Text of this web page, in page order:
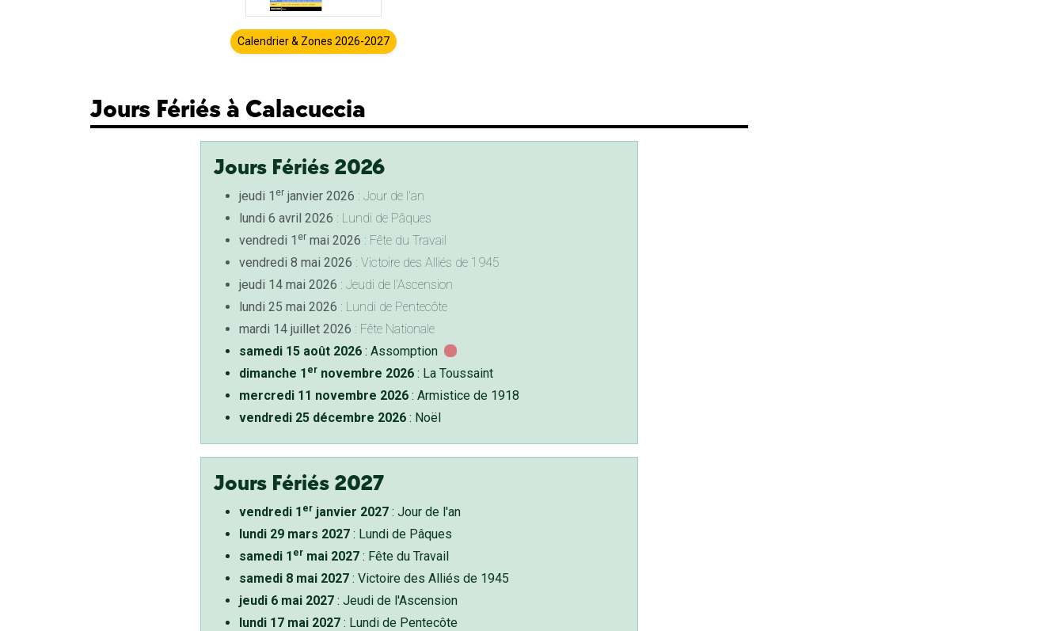
Calendrier & Zones 2026-2027
Jours Fériés à Calacuccia
Jours Fériés 2026
jeudi 1 erjanvier 2026 : Jour de l'an
lundi 6 avril 2026 : Lundi de Pâques
vendredi 1 ermai 2026 : Fête du Travail
vendredi 8 mai 2026 : Victoire des Alliés de 1945
jeudi 14 mai 2026 : Jeudi de l'Ascension
lundi 25 mai 2026 : Lundi de Pentecôte
mardi 14 juillet 2026 : Fête Nationale
samedi 15 août 2026: Assomption
dimanche 1 ernovembre 2026: La Toussaint
mercredi 11 novembre 2026: Armistice de 1918
vendredi 25 décembre 2026: Noël
Jours Fériés 2027
vendredi 1 erjanvier 2027: Jour de l'an
lundi 29 mars 2027: Lundi de Pâques
samedi 1 ermai 2027: Fête du Travail
samedi 8 mai 2027: Victoire des Alliés de 1945
jeudi 6 mai 2027: Jeudi de l'Ascension
lundi 17 mai 2027: Lundi de Pentecôte